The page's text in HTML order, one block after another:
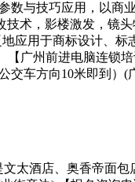
数与技巧应用，以
术，影楼激发，镜
应用于商标设计、
广州前进电脑连锁
车方向10米即到）
太酒店、奥香帝面